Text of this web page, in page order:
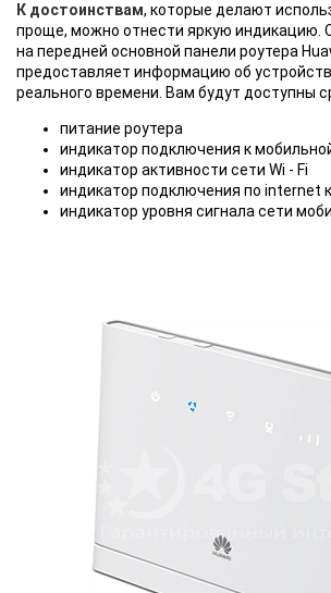
К достоинствам, которые делают
проще, можно отнести яркую индикацию.
на передней основной панели роутера
предоставляет информацию об
реального времени. Вам будут доступны
питание роутера
индикатор подключения к
индикатор активности сети Wi - Fi
индикатор подключения по internet
индикатор уровня сигнала сети